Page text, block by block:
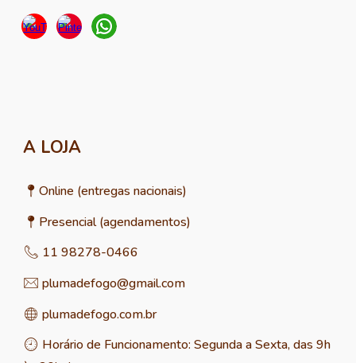
A LOJA
📍Online (entregas nacionais)
📍 Presencial (agendamentos)
📞 11 98278-0466
✉︎ plumadefogo@gmail.com
🌐 plumadefogo.com.br
🕘 Horário de Funcionamento: Segunda a Sexta, das 9h